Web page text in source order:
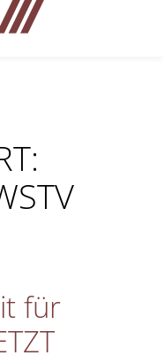
für